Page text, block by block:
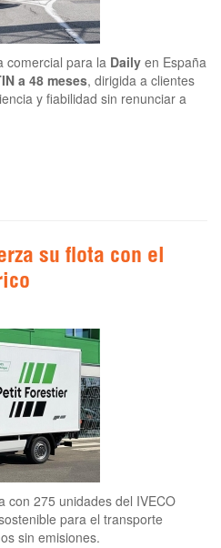
comercial para la Daily en España
a 48 meses, dirigida a clientes
y fiabilidad sin renunciar a
su flota con el
con 275 unidades del IVECO
para el transporte
sin emisiones.